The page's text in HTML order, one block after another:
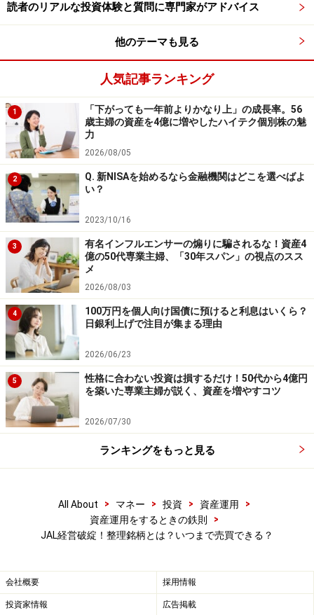
読者のリアルな投資体験と質問に専門家がアドバイス
他のテーマも見る
人気記事ランキング
1
「下がっても一年前よりかなり上」の成長率。56
歳主婦の資産を4億に増やしたハイテク個別株の魅
力
2026/08/05
2
Q. 新NISAを始めるなら金融機関はどこを選べばよ
い？
2023/10/16
3
有名インフルエンサーの煽りに騙されるな！資産4
億の50代専業主婦、「30年スパン」の視点のスス
メ
2026/08/03
4
100万円を個人向け国債に預けると利息はいくら？
日銀利上げで注目が集まる理由
2026/06/23
5
性格に合わない投資は損するだけ！50代から4億円
を築いた専業主婦が説く、資産を増やすコツ
2026/07/30
ランキングをもっと見る
All About > マネー > 投資 > 資産運用
>
資産運用をするときの鉄則
>
JAL経営破綻！整理銘柄とは？いつまで売買できる？
会社概要 採用情報
投資家情報 広告掲載